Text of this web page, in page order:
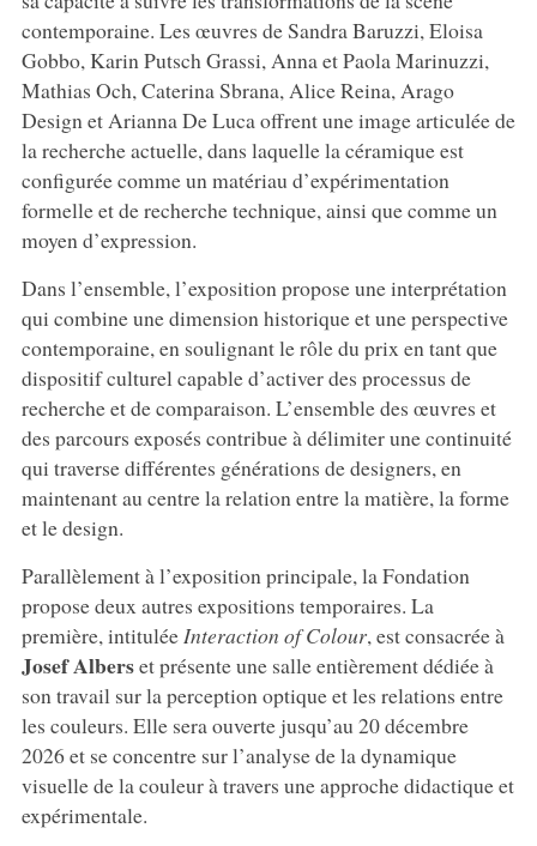
contemporaine. Les œuvres de Sandra Baruzzi, Eloisa
Gobbo, Karin Putsch Grassi, Anna et Paola Marinuzzi,
Mathias Och, Caterina Sbrana, Alice Reina, Arago
Design et Arianna De Luca offrent une image articulée de
la recherche actuelle, dans laquelle la céramique est
configurée comme un matériau d’expérimentation
formelle et de recherche technique, ainsi que comme un
moyen d’expression.
Dans l’ensemble, l’exposition propose une interprétation
qui combine une dimension historique et une perspective
contemporaine, en soulignant le rôle du prix en tant que
dispositif culturel capable d’activer des processus de
recherche et de comparaison. L’ensemble des œuvres et
des parcours exposés contribue à délimiter une continuité
qui traverse différentes générations de designers, en
maintenant au centre la relation entre la matière, la forme
et le design.
Parallèlement à l’exposition principale, la Fondation
propose deux autres expositions temporaires. La
première, intitulée Interaction of Colour, est consacrée à
JosefAlberset présente une salle entièrement dédiée à
son travail sur la perception optique et les relations entre
les couleurs. Elle sera ouverte jusqu’au 20 décembre
2026 et se concentre sur l’analyse de la dynamique
visuelle de la couleur à travers une approche didactique et
expérimentale.